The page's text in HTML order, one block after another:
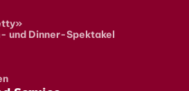
und Dinner-Spektakel